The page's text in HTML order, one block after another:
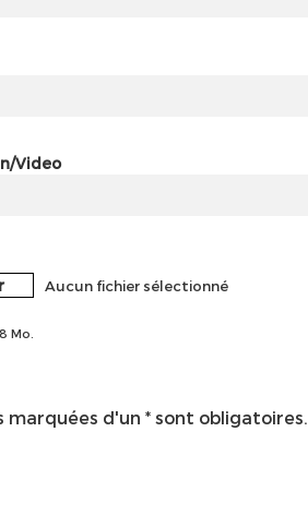
Video
Aucun fichier sélectionné
Mo.
marquées d'un * sont obligatoires.